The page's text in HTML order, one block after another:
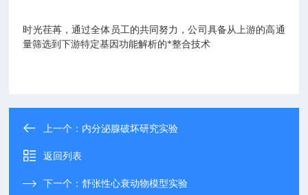
时光荏苒，通过全体员工的共同努力，公司具备从上游的高通
量筛选到下游特定基因功能解析的*整合技术
上一个： 内分泌腺破坏研究实验
返回列表
下一个：舒张性心衰动物模型实验